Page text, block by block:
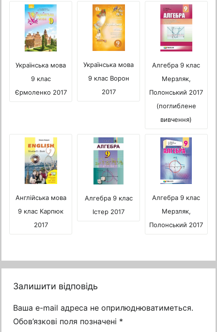
Українська мова
9 клас
Єрмоленко 2017
Українська мова
9 клас Ворон
2017
Алгебра 9 клас
Мерзляк,
Полонський 2017
(поглиблене
вивчення)
Англійська мова
9 клас Карпюк
2017
Алгебра 9 клас
Істер 2017
Алгебра 9 клас
Мерзляк,
Полонський 2017
Залишити відповідь
Ваша e-mail адреса не оприлюднюватиметься.
Обов’язкові поля позначені *